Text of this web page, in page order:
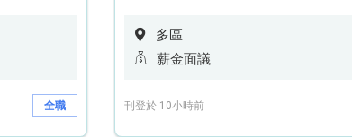
全職
多區
薪金面議
刊登於 10小時前